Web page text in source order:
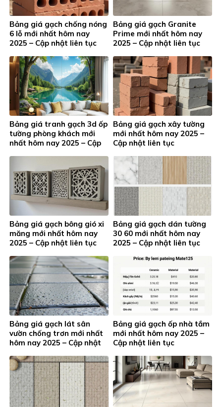
Bảng giá gạch chống nóng
6 lỗ mới nhất hôm nay
2025 – Cập nhật liên tục
Bảng giá gạch Granite
Prime mới nhất hôm nay
2025 – Cập nhật liên tục
Bảng giá tranh gạch 3d ốp
tường phòng khách mới
nhất hôm nay 2025 – Cập
Bảng giá gạch xây tường
mới nhất hôm nay 2025 –
Cập nhật liên tục
Bảng giá gạch bông gió xi
măng mới nhất hôm nay
2025 – Cập nhật liên tục
Bảng giá gạch dán tường
30 60 mới nhất hôm nay
2025 – Cập nhật liên tục
Bảng giá gạch lát sân
vườn chống trơn mới nhất
hôm nay 2025 – Cập nhật
Bảng giá gạch ốp nhà tắm
mới nhất hôm nay 2025 –
Cập nhật liên tục